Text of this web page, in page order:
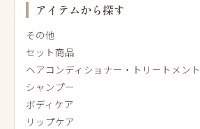
アイテムから探す
その他
セット商品
ヘアコンディショナー・トリートメント
シャンプー
ボディケア
リップケア